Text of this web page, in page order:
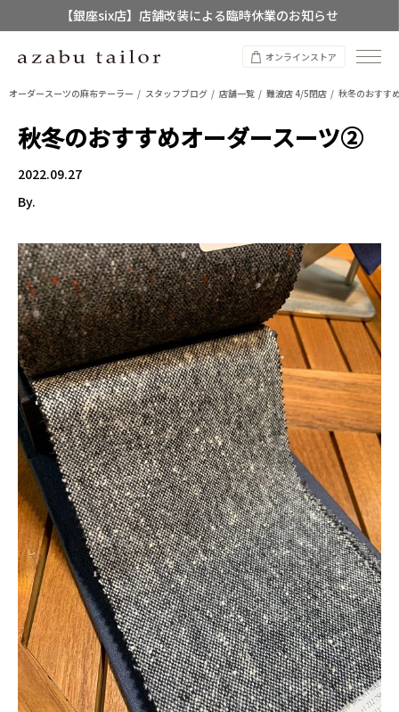
【銀座six店】店舗改装による臨時休業のお知らせ
【店舗限定】レディースオーダースーツ
オンラインストア
オーダースーツの麻布テーラー スタッフブログ 店舗一覧 難波店 4/5閉店 秋冬のおすす
秋冬のおすすめオーダースーツ②
2022.09.27
By.